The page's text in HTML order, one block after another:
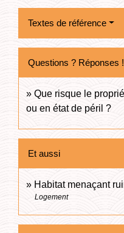
Textes de référence
Questions ? Réponses !
Que risque le
ou en état de péril ?
Et aussi
Habitat menaçant
Logement